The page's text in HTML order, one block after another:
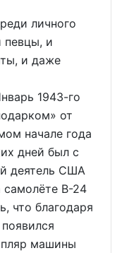
личного
певцы, и
и даже
1943-го
от
начале года
дней был с
деятель США
самолёте В-24
что благодаря
машины